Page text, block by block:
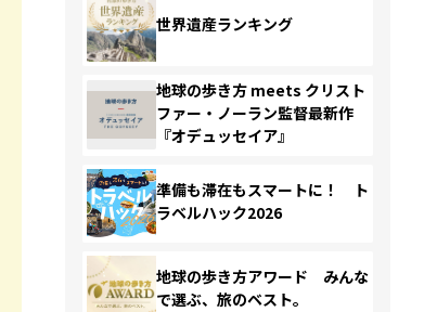
世界遺産ランキング
地球の歩き方 meets クリスト
ファー・ノーラン監督最新作
『オデュッセイア』
準備も滞在もスマートに！ ト
ラベルハック2026
地球の歩き方アワード みんな
で選ぶ、旅のベスト。